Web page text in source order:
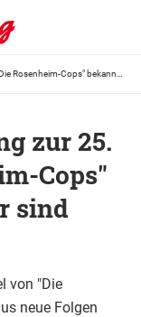
zur 25.
Cops"
sind
von "Die
neue Folgen